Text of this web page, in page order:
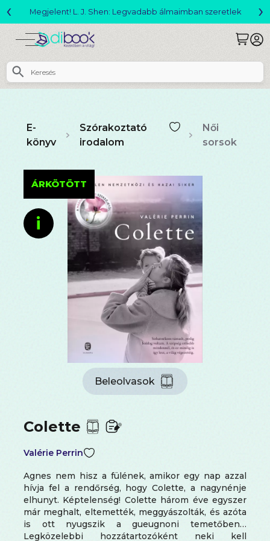
Megjelent! L. J. Shen: Legvadabb álmaimban szeretlek
‹ ›
E-
könyv
Szórakoztató
irodalom
Női
sorsok
ÁRKÖTÖTT
i
Beleolvasok
Colette
Valérie Perrin
Agnes nem hisz a fülének, amikor egy nap azzal
hívja fel a rendőrség, hogy Colette, a nagynénje
elhunyt. Képtelenség! Colette három éve egyszer
már meghalt, eltemették, meggyászolták, és azóta
is ott nyugszik a gueugnoni temetőben…
Legközelebbi hozzátartozóként neki kell